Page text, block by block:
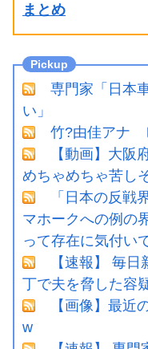
まとめ
専門家「日本
い」
竹?由佳アナ
【動画】大阪
めちゃめちゃ苦し
「日本の反戦
マホークへの例の
って存在に気付
【速報】 毎
丁で夫を脅した容
【画像】最近
w